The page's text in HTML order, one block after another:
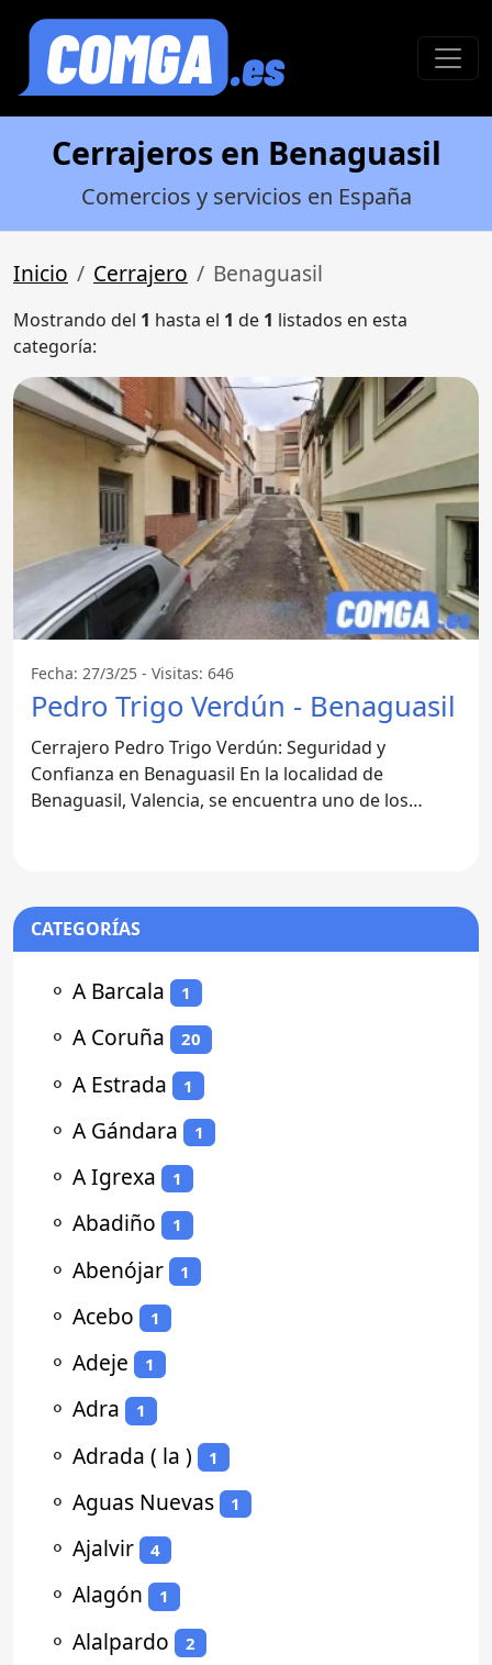
Cerrajeros en Benaguasil
Comercios y servicios en España
Inicio Cerrajero Benaguasil
Mostrando del 1 hasta el 1 de 1 listados en esta
categoría:
Fecha: 27/3/25 - Visitas: 646
Pedro Trigo Verdún - Benaguasil
Cerrajero Pedro Trigo Verdún: Seguridad y
Confianza en Benaguasil En la localidad de
Benaguasil, Valencia, se encuentra uno de los
CATEGORÍAS
⚬ A Barcala 1
⚬ A Coruña 20
⚬ A Estrada 1
⚬ A Gándara 1
⚬ A Igrexa 1
⚬ Abadiño 1
⚬ Abenójar 1
⚬ Acebo 1
⚬ Adeje 1
⚬ Adra 1
⚬ Adrada ( la ) 1
⚬ Aguas Nuevas 1
⚬ Ajalvir 4
⚬ Alagón 1
⚬ Alalpardo 2